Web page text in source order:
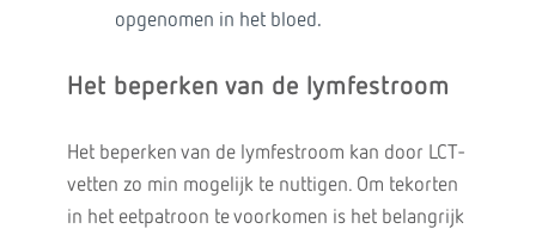
opgenomen in het bloed.
Het beperken van de lymfestroom
Het beperken van de lymfestroom kan door LCT-
vetten zo min mogelijk te nuttigen. Om tekorten
in het eetpatroon te voorkomen is het belangrijk